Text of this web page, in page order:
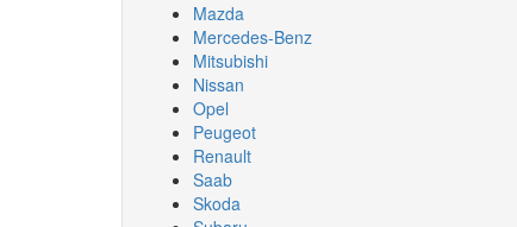
Mazda
Mercedes-Benz
Mitsubishi
Nissan
Opel
Peugeot
Renault
Saab
Skoda